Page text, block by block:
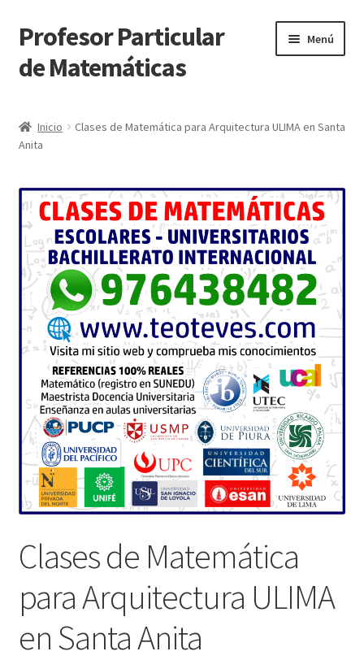
Ir
a
la
Ir
al
contenido
Profesor Particular
de Matemáticas
Menú
Tienda de Matemáticas 100% GRATIS
Inicio
Clases de Matemática para Arquitectura ULIMA en Santa
Anita
Clases de Matemática
para Arquitectura ULIMA
en Santa Anita